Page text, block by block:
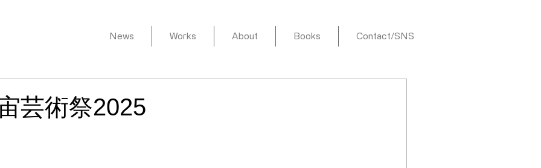
News Works About Books Contact/SNS
芸術祭2025